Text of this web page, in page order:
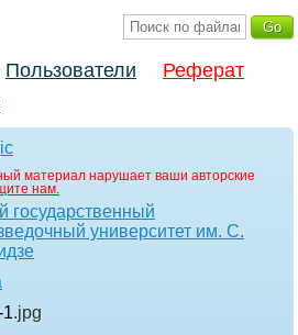
Пользователи
Реферат
материал нарушает ваши авторские
нам.
государственный
университет им. С.
.jpg